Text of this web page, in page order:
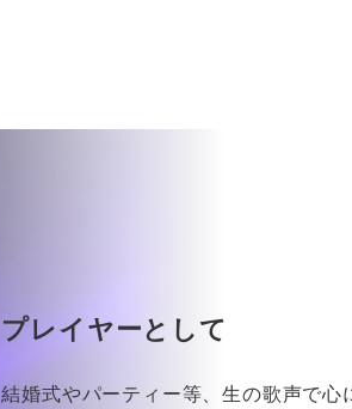
プレイヤーとして
結婚式やパーティー等、生の歌声で心